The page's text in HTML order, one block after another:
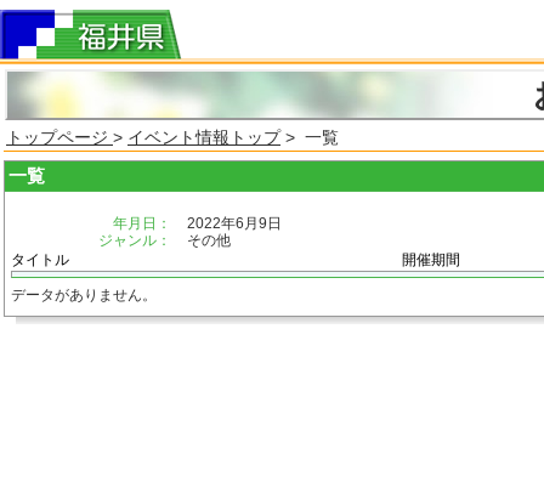
トップページ > イベント情報トップ> 一覧
一覧
年月日：
2022年6月9日
ジャンル：
その他
タイトル
開催期間
データがありません。